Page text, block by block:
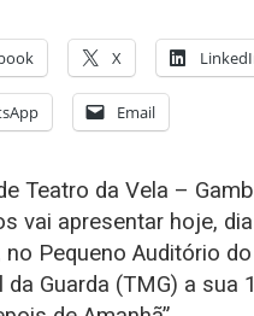
X
Email
Teatro da Vela –
vai apresentar hoje,
no Pequeno Auditório
da Guarda (TMG) a sua